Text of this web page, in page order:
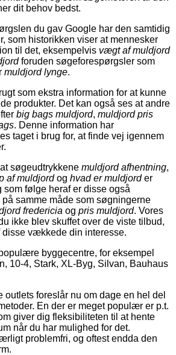
dit behov bedst.
du gav Google har den samtidig
som historikken viser at mennesker
til det, eksempelvis vægt af muldjord
foruden søgeforespørgsler som
muldjord lynge.
som ekstra information for at kunne
produkter. Det kan også ses at andre
big bags muldjord, muldjord pris
. Denne information har
taget i brug for, at finde vej igennem
søgeudtrykkene muldjord afhentning,
af muldjordog hvad er muldjorder
følge heraf er disse også
samme måde som søgningerne
fredericia og pris muldjord. Vores
ikke blev skuffet over de viste tilbud,
disse vækkede din interesse.
byggecentre, for eksempel
10-4, Stark, XL-Byg, Silvan, Bauhaus
outlets foreslår nu om dage en hel del
En der er meget populær er p.t.
giver dig fleksibiliteten til at hente
når du har mulighed for det.
problemfri, og oftest endda den